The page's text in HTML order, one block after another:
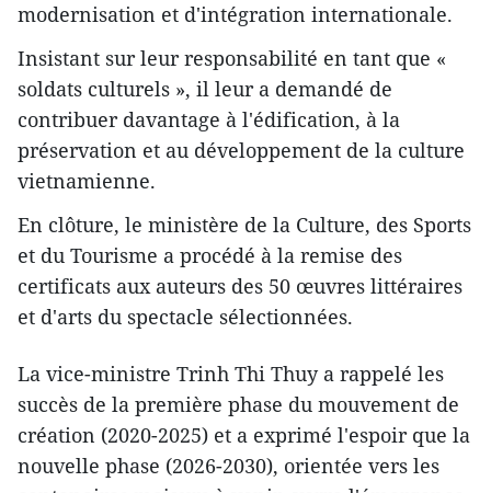
modernisation et d'intégration internationale.
Insistant sur leur responsabilité en tant que «
soldats culturels », il leur a demandé de
contribuer davantage à l'édification, à la
préservation et au développement de la culture
vietnamienne.
En clôture, le ministère de la Culture, des Sports
et du Tourisme a procédé à la remise des
certificats aux auteurs des 50 œuvres littéraires
et d'arts du spectacle sélectionnées.
La vice-ministre Trinh Thi Thuy a rappelé les
succès de la première phase du mouvement de
création (2020-2025) et a exprimé l'espoir que la
nouvelle phase (2026-2030), orientée vers les